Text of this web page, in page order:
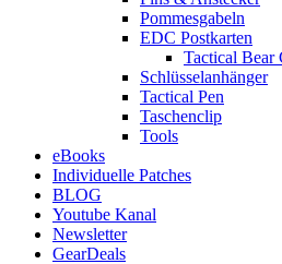
Pommesgabeln
EDC Postkarten
Tactical Bear
Schlüsselanhänger
Tactical Pen
Taschenclip
Tools
eBooks
Individuelle Patches
BLOG
Youtube Kanal
Newsletter
GearDeals